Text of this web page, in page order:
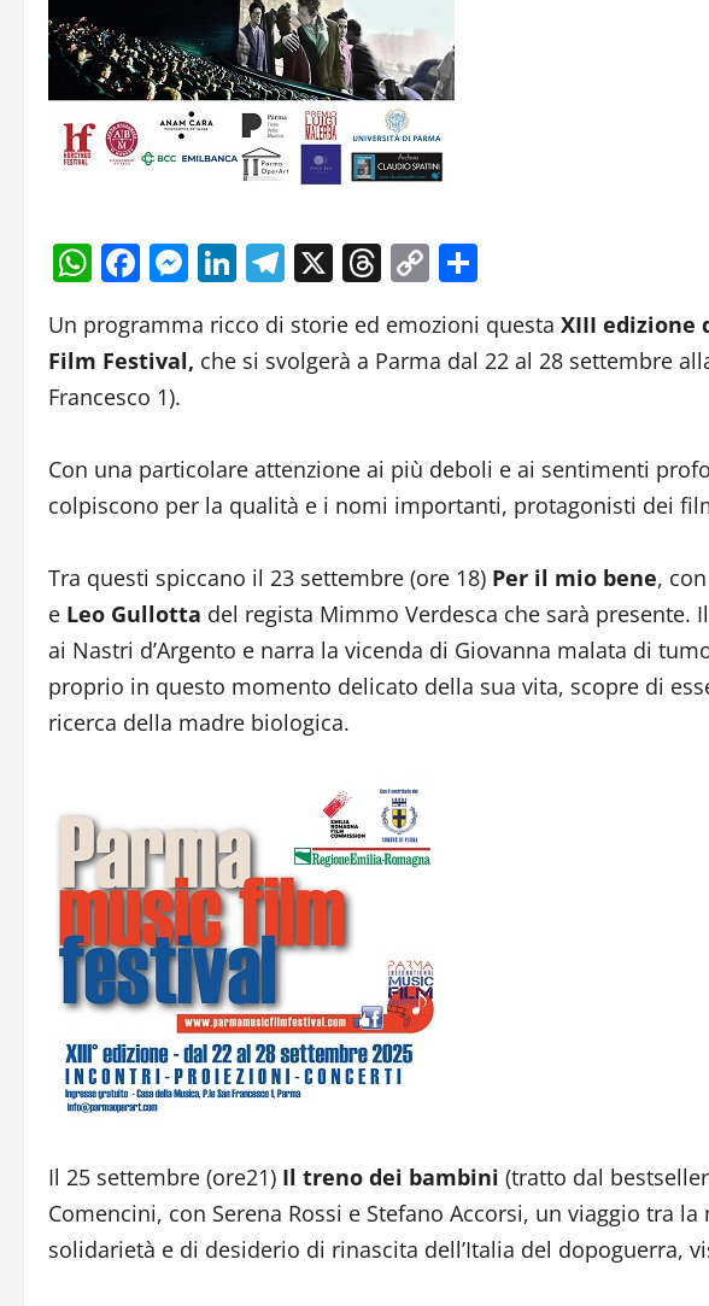
WhatsApp
Facebook
Messenger
LinkedIn
Telegram
X Threads
Copy
Un programma ricco di storie ed emozioni questa XIII edizione
Film Festival, che si svolgerà a Parma dal 22 al 28 settembre
Francesco 1).
Con una particolare attenzione ai più deboli e ai sentimenti
colpiscono per la qualità e i nomi importanti, protagonisti dei
Tra questi spiccano il 23 settembre (ore 18) Per il mio bene,
e Leo Gullotta del regista Mimmo Verdesca che sarà
ai Nastri d’Argento e narra la vicenda di Giovanna malata di
proprio in questo momento delicato della sua vita, scopre di
ricerca della madre biologica.
Il 25 settembre (ore21) Il treno dei bambini (tratto dal
Comencini, con Serena Rossi e Stefano Accorsi, un viaggio tra
solidarietà e di desiderio di rinascita dell’Italia del dopoguerra,